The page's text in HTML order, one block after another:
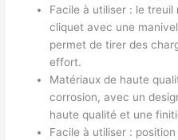
Facile à utiliser : le treuil
cliquet avec une
permet de tirer des
effort.
Matériaux de haute
corrosion, avec un
haute qualité et une
Facile à utiliser :